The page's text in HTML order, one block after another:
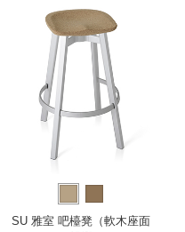
SU 雅室 吧檯凳（軟木座面